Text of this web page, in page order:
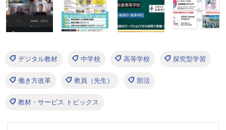
デジタル教材 中学校 高等学校 探究型学習
働き方改革 教員（先生） 部活
教材・サービス トピックス